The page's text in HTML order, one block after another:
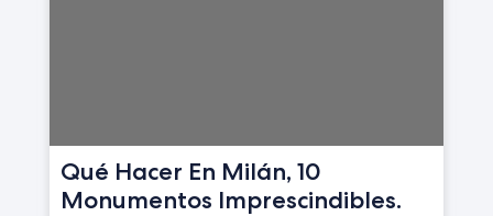
Qué Hacer En Milán, 10
Monumentos Imprescindibles.